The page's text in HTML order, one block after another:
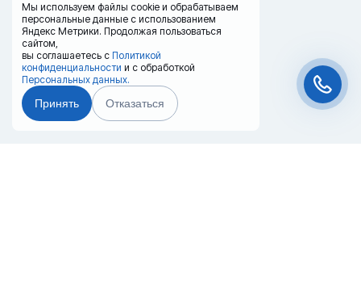
Мы используем файлы cookie и обрабатываем
персональные данные с использованием
Яндекс Метрики. Продолжая пользоваться
сайтом,
вы соглашаетесь с Политикой
конфиденциальности и с обработкой
Персональных данных.
Принять Отказаться